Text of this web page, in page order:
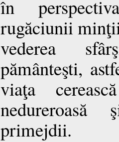
în
rugăciunii
vederea
pământeşti,
viaţa
primejdii.